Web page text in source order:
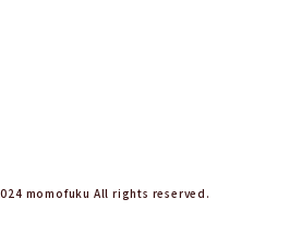
momofuku All rights reserved.